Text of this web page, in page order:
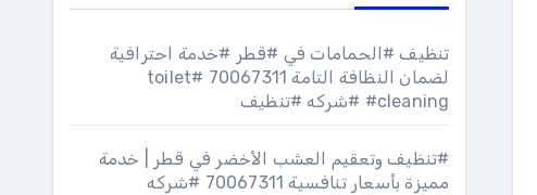
تنظيف #الحمامات في #قطر #خدمة احترافية
لضمان النظافة التامة 70067311 #toilet
#cleaning #شركه #تنظيف
#تنظيف وتعقيم العشب الأخضر في قطر | خدمة
مميزة بأسعار تنافسية 70067311 #شركه